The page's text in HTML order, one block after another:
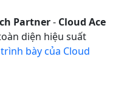
Partner- Cloud Ace
diện hiệu suất
bày của Cloud